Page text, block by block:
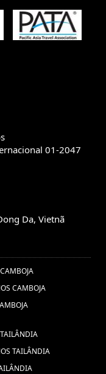
01-2047
Da, Vietnã
CAMBOJA
TAILÂNDIA